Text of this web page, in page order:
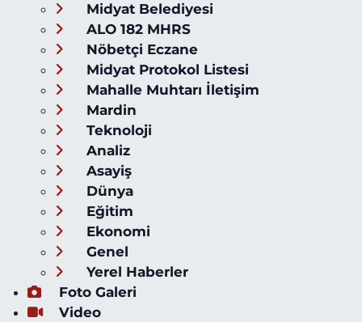
Midyat Belediyesi
ALO 182 MHRS
Nöbetçi Eczane
Midyat Protokol Listesi
Mahalle Muhtarı İletişim
Mardin
Teknoloji
Analiz
Asayiş
Dünya
Eğitim
Ekonomi
Genel
Yerel Haberler
Foto Galeri
Video